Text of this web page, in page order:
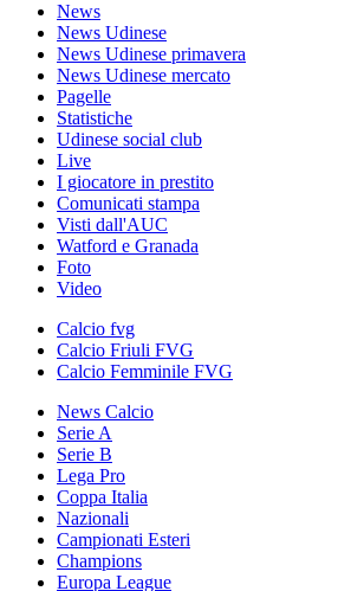
News
News Udinese
News Udinese primavera
News Udinese mercato
Pagelle
Statistiche
Udinese social club
Live
I giocatore in prestito
Comunicati stampa
Visti dall'AUC
Watford e Granada
Foto
Video
Calcio fvg
Calcio Friuli FVG
Calcio Femminile FVG
News Calcio
Serie A
Serie B
Lega Pro
Coppa Italia
Nazionali
Campionati Esteri
Champions
Europa League